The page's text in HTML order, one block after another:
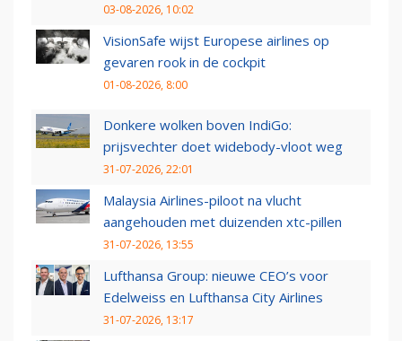
03-08-2026, 10:02
VisionSafe wijst Europese airlines op
gevaren rook in de cockpit
01-08-2026, 8:00
Donkere wolken boven IndiGo:
prijsvechter doet widebody-vloot weg
31-07-2026, 22:01
Malaysia Airlines-piloot na vlucht
aangehouden met duizenden xtc-pillen
31-07-2026, 13:55
Lufthansa Group: nieuwe CEO’s voor
Edelweiss en Lufthansa City Airlines
31-07-2026, 13:17